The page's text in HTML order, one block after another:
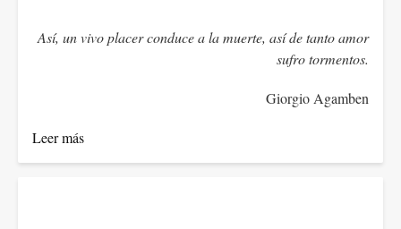
Así, un vivo placer conduce a la muerte, así de tanto amor
sufro tormentos.
Giorgio Agamben
Leer más